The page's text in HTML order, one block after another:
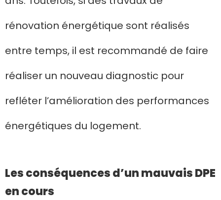
rénovation énergétique sont réalisés
entre temps, il est recommandé de faire
réaliser un nouveau diagnostic pour
refléter l’amélioration des performances
énergétiques du logement.
Les conséquences d’un mauvais DPE
en cours